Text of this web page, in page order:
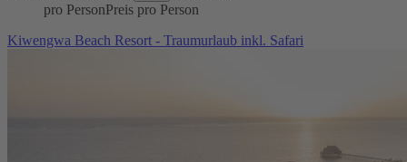
pro PersonPreis pro Person
Kiwengwa Beach Resort - Traumurlaub inkl. Safari